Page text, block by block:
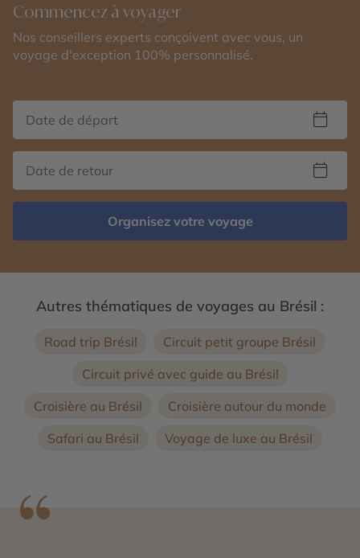
Commencez à voyager
Nos conseillers experts conçoivent avec vous, un
voyage d'exception 100% personnalisé.
Organisez votre voyage
Autres thématiques de voyages au Brésil :
Road trip Brésil
Circuit petit groupe Brésil
Circuit privé avec guide au Brésil
Croisière au Brésil
Croisière autour du monde
Safari au Brésil
Voyage de luxe au Brésil